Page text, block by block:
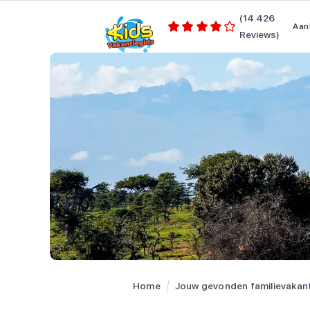
(14.426
Reviews)
Home Jouw gevonden